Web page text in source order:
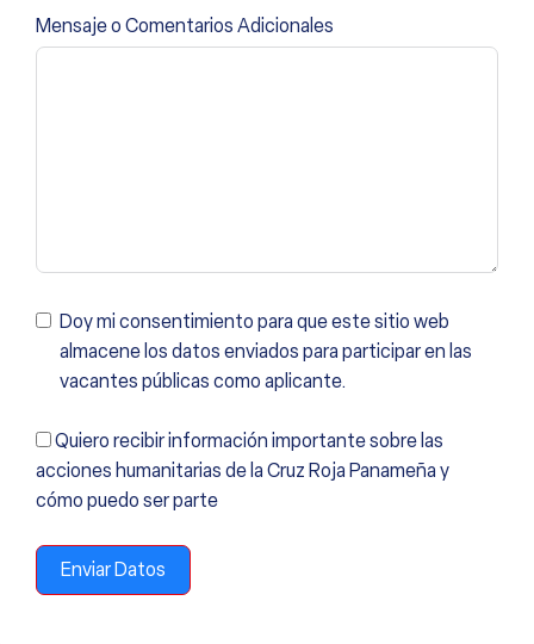
Mensaje o Comentarios Adicionales
Doy mi consentimiento para que este sitio web
almacene los datos enviados para participar en las
vacantes públicas como aplicante.
Quiero recibir información importante sobre las
acciones humanitarias de la Cruz Roja Panameña y
cómo puedo ser parte
Enviar Datos